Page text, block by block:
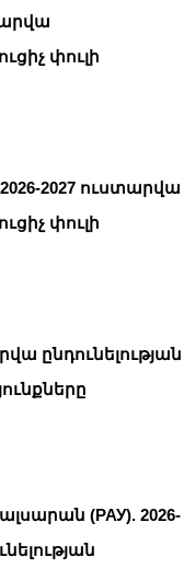
փուլի
2027 ուստարվա
փուլի
ընդունելության
(РАУ). 2026-